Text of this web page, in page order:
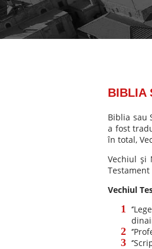
BIBLIA
Biblia sau
a fost
în total,
Vechiul şi
Vechiul